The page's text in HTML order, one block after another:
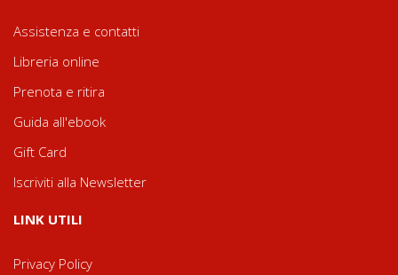
Assistenza e contatti
Libreria online
Prenota e ritira
Guida all'ebook
Gift Card
Iscriviti alla Newsletter
LINK UTILI
Privacy Policy